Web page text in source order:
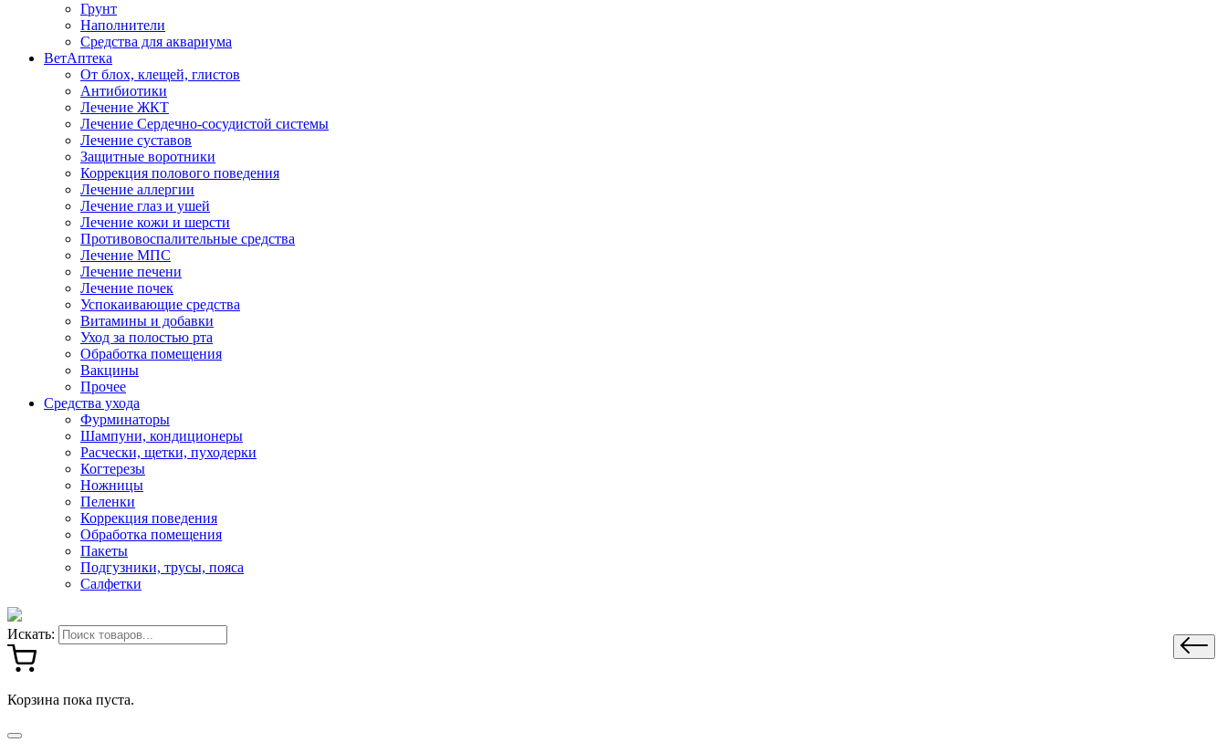
Грунт
Наполнители
Средства для аквариума
ВетАптека
От блох, клещей, глистов
Антибиотики
Лечение ЖКТ
Лечение Сердечно-сосудистой системы
Лечение суставов
Защитные воротники
Коррекция полового поведения
Лечение аллергии
Лечение глаз и ушей
Лечение кожи и шерсти
Противовоспалительные средства
Лечение МПС
Лечение печени
Лечение почек
Успокаивающие средства
Витамины и добавки
Уход за полостью рта
Обработка помещения
Вакцины
Прочее
Средства ухода
Фурминаторы
Шампуни, кондиционеры
Расчески, щетки, пуходерки
Когтерезы
Ножницы
Пеленки
Коррекция поведения
Обработка помещения
Пакеты
Подгузники, трусы, пояса
Салфетки
Искать:
Корзина пока пуста.